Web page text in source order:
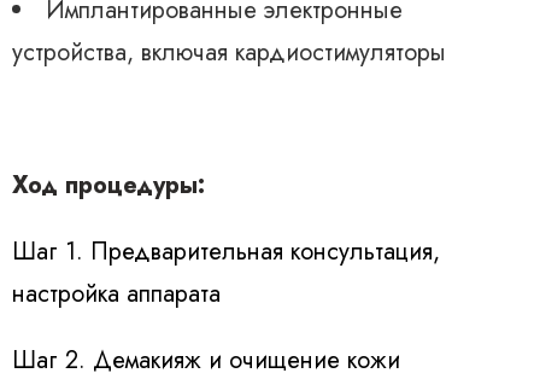
Имплантированные электронные
устройства, включая кардиостимуляторы
Ход процедуры:
Шаг 1. Предварительная консультация,
настройка аппарата
Шаг 2. Демакияж и очищение кожи